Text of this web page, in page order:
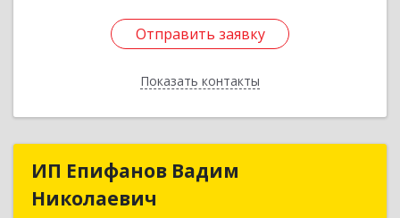
Отправить заявку
Показать контакты
Отправить заявку
Назад
ИП Епифанов Вадим
Николаевич
ИП Епифанов Вадим